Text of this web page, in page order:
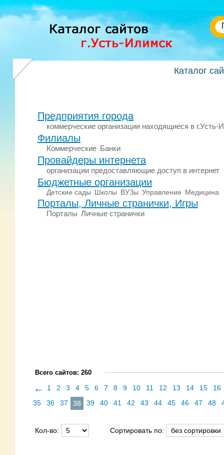
Каталог
Предприятия города
коммерческие организации находящиеся в г.Усть-
Филиалы
Коммерческие Банки
Провайдеры интернета
организации предоставляющие доступ в интернет
Бюджетные организации
Детские сады Школы ВУЗы Управление Медицина
Порталы, Личные странички, Игры
Порталы Личные странички
Всего сайтов: 260
← 1 2 3 4 5 6 7 8 9 10 11 12 13 14 15
16
35
36 37 38 39 40 41 42 43 44 45 46 47 48
Кол-во: Сортировать по: